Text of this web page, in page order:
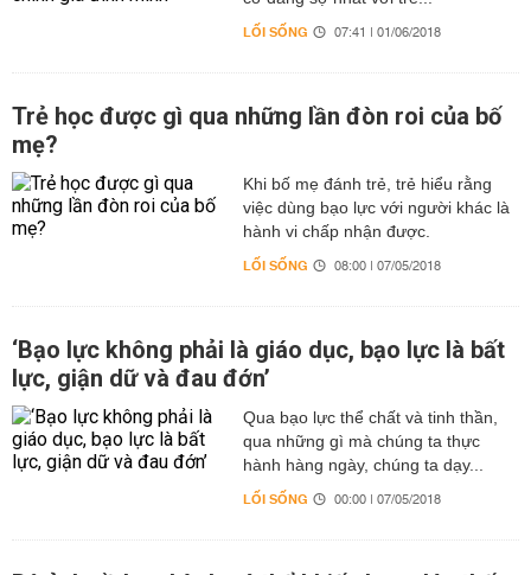
LỐI SỐNG 07:41 | 01/06/2018
Trẻ học được gì qua những lần đòn roi của bố
mẹ?
Khi bố mẹ đánh trẻ, trẻ hiểu rằng
việc dùng bạo lực với người khác là
hành vi chấp nhận được.
LỐI SỐNG 08:00 | 07/05/2018
‘Bạo lực không phải là giáo dục, bạo lực là bất
lực, giận dữ và đau đớn’
Qua bạo lực thể chất và tinh thần,
qua những gì mà chúng ta thực
hành hàng ngày, chúng ta dạy...
LỐI SỐNG 00:00 | 07/05/2018